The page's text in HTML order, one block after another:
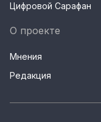
Цифровой Сарафан
О проекте
Мнения
Редакция